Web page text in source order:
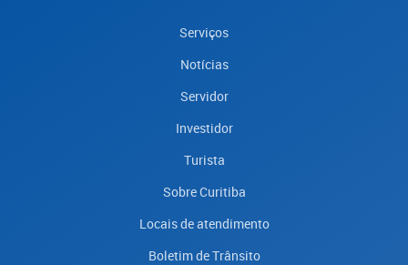
Serviços
Notícias
Servidor
Investidor
Turista
Sobre Curitiba
Locais de atendimento
Boletim de Trânsito